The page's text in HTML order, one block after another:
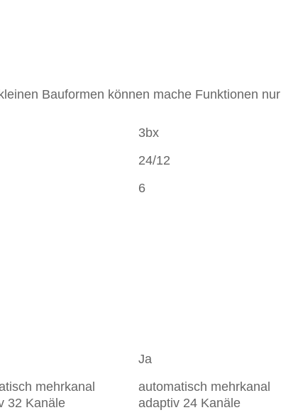
Bauformen können mache Funktionen nur
3bx
24/12
6
Ja
mehrkanal
32 Kanäle
automatisch mehrkanal
adaptiv 24 Kanäle